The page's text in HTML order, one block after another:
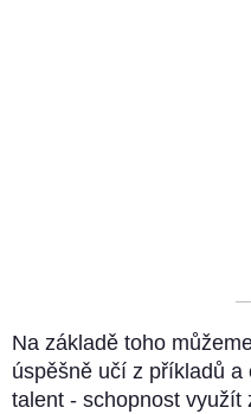
Na základě toho
úspěšně učí z příkladů
talent - schopnost využít